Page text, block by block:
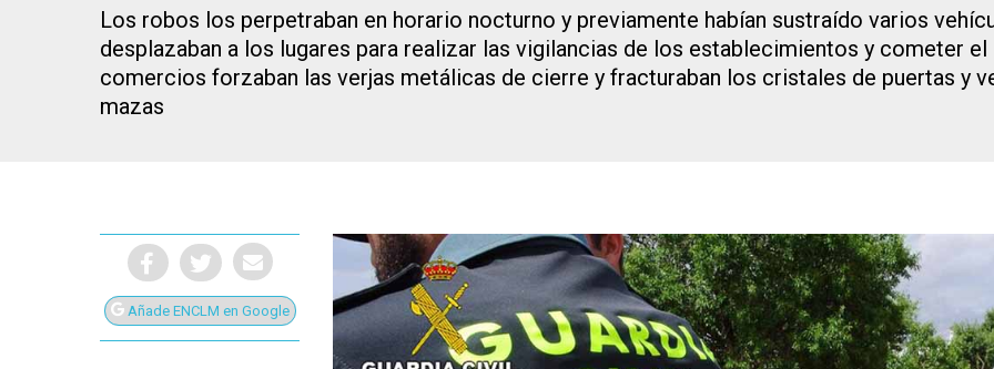
Presiona Intro para buscar o ESC para cerrar
Los robos los perpetraban en horario nocturno y previamente habían sustraído varios
desplazaban a los lugares para realizar las vigilancias de los establecimientos y cometer
comercios forzaban las verjas metálicas de cierre y fracturaban los cristales de puertas y
mazas
Añade ENCLM en Google